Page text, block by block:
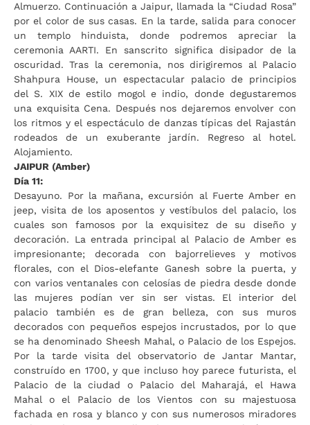
Almuerzo. Continuación a Jaipur, llamada la “Ciudad Rosa”
por el color de sus casas. En la tarde, salida para conocer
un templo hinduista, donde podremos apreciar la
ceremonia AARTI. En sanscrito significa disipador de la
oscuridad. Tras la ceremonia, nos dirigiremos al Palacio
Shahpura House, un espectacular palacio de principios
del S. XIX de estilo mogol e indio, donde degustaremos
una exquisita Cena. Después nos dejaremos envolver con
los ritmos y el espectáculo de danzas típicas del Rajastán
rodeados de un exuberante jardín. Regreso al hotel.
Alojamiento.
JAIPUR (Amber)
Día 11:
Desayuno. Por la mañana, excursión al Fuerte Amber en
jeep, visita de los aposentos y vestíbulos del palacio, los
cuales son famosos por la exquisitez de su diseño y
decoración. La entrada principal al Palacio de Amber es
impresionante; decorada con bajorrelieves y motivos
florales, con el Dios-elefante Ganesh sobre la puerta, y
con varios ventanales con celosías de piedra desde donde
las mujeres podían ver sin ser vistas. El interior del
palacio también es de gran belleza, con sus muros
decorados con pequeños espejos incrustados, por lo que
se ha denominado Sheesh Mahal, o Palacio de los Espejos.
Por la tarde visita del observatorio de Jantar Mantar,
construído en 1700, y que incluso hoy parece futurista, el
Palacio de la ciudad o Palacio del Maharajá, el Hawa
Mahal o el Palacio de los Vientos con su majestuosa
fachada en rosa y blanco y con sus numerosos miradores